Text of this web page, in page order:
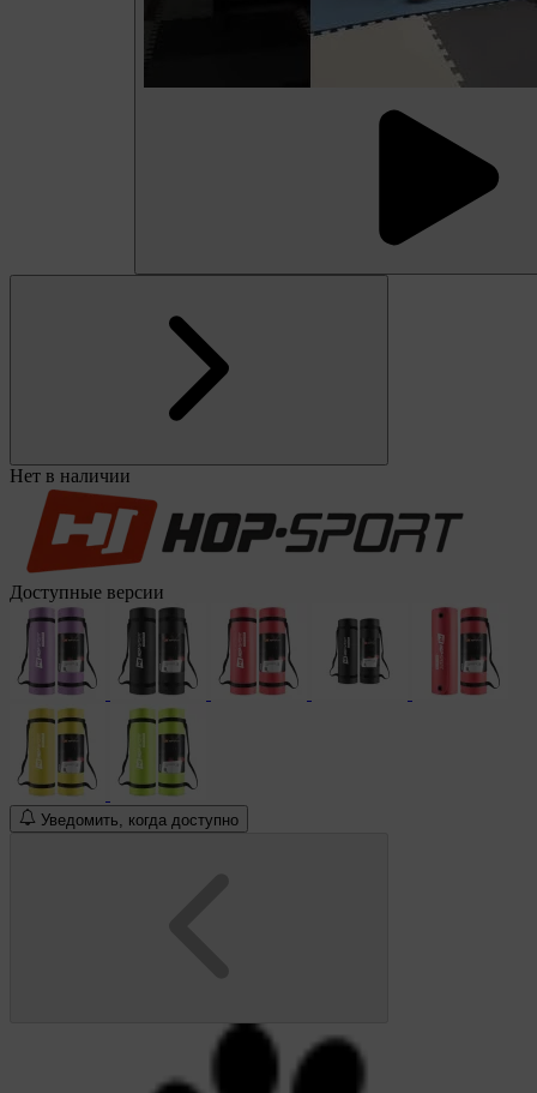
Нет в наличии
Доступные версии
Уведомить, когда доступно